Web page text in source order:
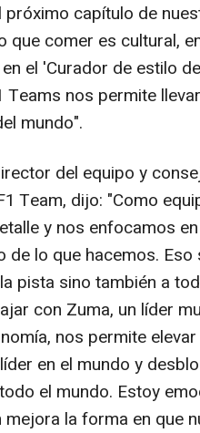
próximo capítulo de
que comer es cultural,
el 'Curador de estilo
Teams nos permite
mundo".
del equipo y
Team, dijo: "Como
y nos enfocamos
de lo que hacemos.
pista sino también a
con Zuma, un líder
nos permite
en el mundo y
el mundo. Estoy
la forma en que